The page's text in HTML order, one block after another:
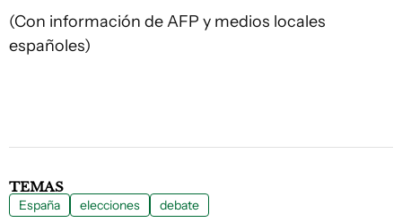
(Con información de AFP y medios locales
españoles)
TEMAS
España elecciones debate